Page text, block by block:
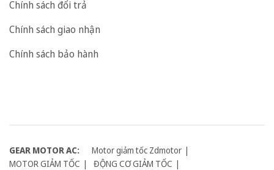
Chính sách đổi trả
Chính sách giao nhận
Chính sách bảo hành
GEAR MOTOR AC:
Motor giảm tốc Zdmotor
MOTOR GIẢM TỐC
ĐỘNG CƠ GIẢM TỐC